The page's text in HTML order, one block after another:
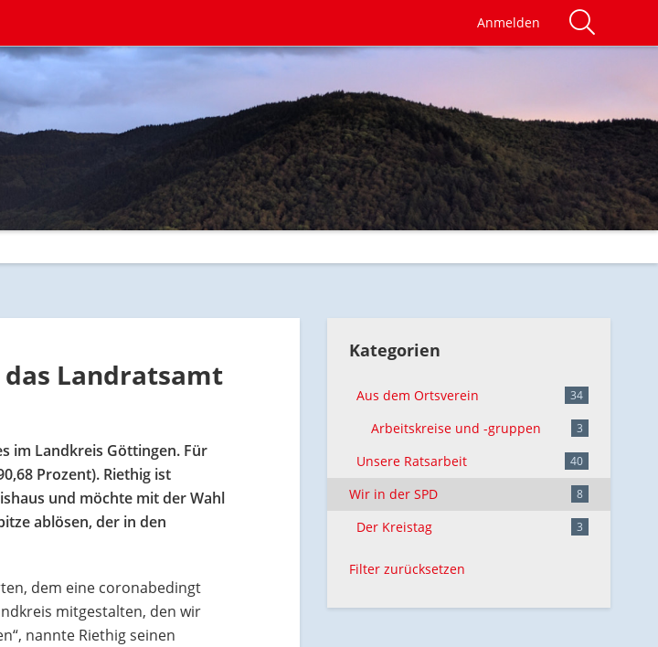
Anmelden
Landratsamt
im Landkreis Göttingen. Für
Prozent). Riethig ist
und möchte mit der Wahl
ablösen, der in den
dem eine coronabedingt
mitgestalten, den wir
nannte Riethig seinen
Kategorien
Aus dem Ortsverein 34
Arbeitskreise und -gruppen 3
Unsere Ratsarbeit 40
Wir in der SPD 8
Der Kreistag 3
Filter zurücksetzen